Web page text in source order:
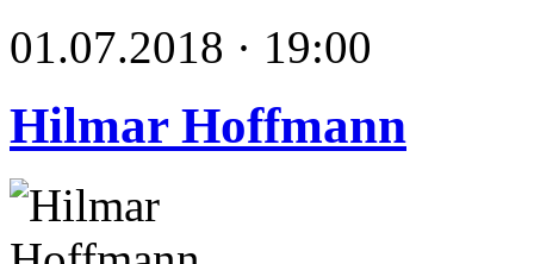
01.07.2018 · 19:00
Hilmar Hoffmann